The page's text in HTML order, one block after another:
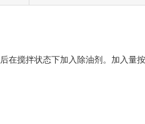
在搅拌状态下加入除油剂。加入量